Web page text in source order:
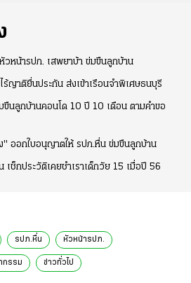
หน้ารปภ. เสพยาบ้า ข่มขืนลูกบ้าน
ญาติยื่นประกัน ส่งเข้าเรือนจำพิเศษธนบุรี
ขืนลูกบ้านคอนโด 10 ปี 10 เดือน ตามคำขอ
ออกใบอนุญาตให้ รปภ.หื่น ข่มขืนลูกบ้าน
ช็กประวัติเคยชำเราเด็กวัย 15 เมื่อปี 56
รปภ.หื่น หัวหน้ารปภ.
กรรม ข่าวทั่วไป